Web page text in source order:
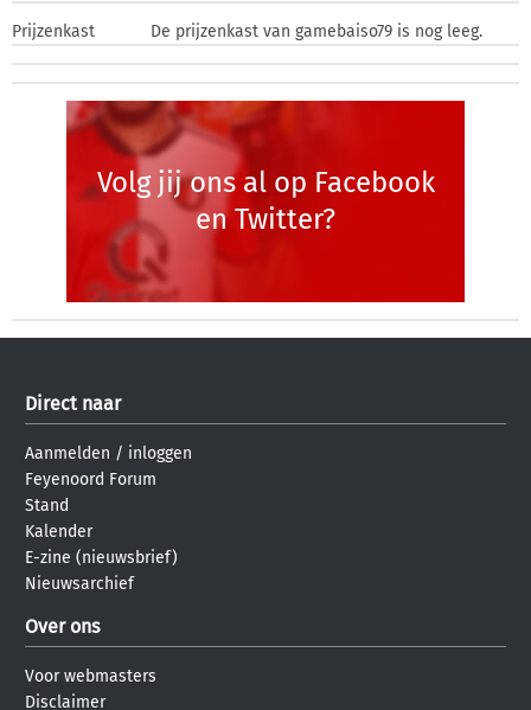
Prijzenkast De prijzenkast van gamebaiso79 is nog leeg.
Volg jij ons al op Facebook
en Twitter?
Direct naar
Aanmelden / inloggen
Feyenoord Forum
Stand
Kalender
E-zine (nieuwsbrief)
Nieuwsarchief
Over ons
Voor webmasters
Disclaimer